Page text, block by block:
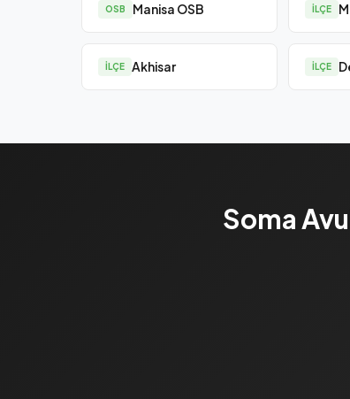
OSB Manisa OSB İLÇE
İLÇE Akhisar İLÇE
Soma